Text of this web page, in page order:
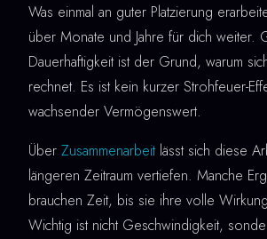
Was einmal an guter Platzierung
über Monate und Jahre für dich weiter.
Dauerhaftigkeit ist der Grund, warum
rechnet. Es ist kein kurzer Strohfeuer-
wachsender Vermögenswert.
Über Zusammenarbeit lässt sich diese
längeren Zeitraum vertiefen. Manche
brauchen Zeit, bis sie ihre volle
Wichtig ist nicht Geschwindigkeit,